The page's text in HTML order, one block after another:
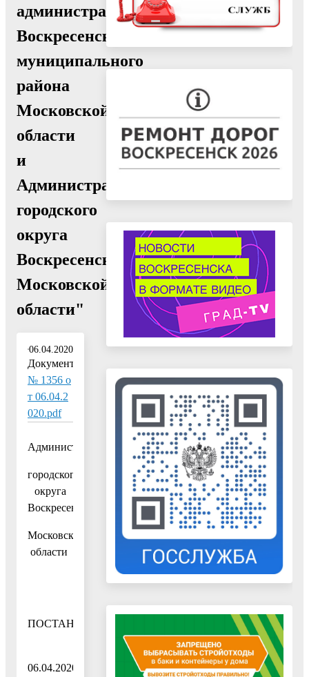
администрации
Воскресенского
муниципального
района
Московской
области
и
Администрации
городского
округа
Воскресенск
Московской
области"
06.04.2020
Документ:
№ 1356 о
т 06.04.2
020.pdf
Администрация
городского
округа
Воскресенск
Московской
области
ПОСТАНОВЛЕНИЕ
06.04.2020